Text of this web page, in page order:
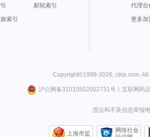
邮轮索引
索引
代理合
更多加
Copyright©1999-2026 ctrip.com .
沪公网备31010502002731号丨 互联网药
违法和不良信息举报
上海市监
网络社会